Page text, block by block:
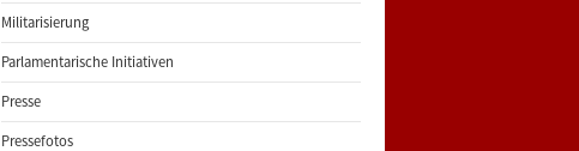
Militarisierung
Parlamentarische Initiativen
Presse
Pressefotos